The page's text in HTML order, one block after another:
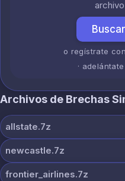
o regístrate con
·
Archivos de Brechas
allstate.7z
newcastle.7z
frontier_airlines.7z